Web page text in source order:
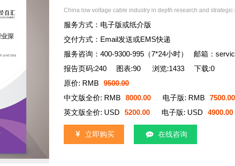
深
and stra
China low voltage cable industry in depth research and
服务方式：电子版或纸介版
交付方式：Email发送或EMS快递
服务咨询：400-9300-995（7*24小时） 邮箱：
报告页码:240
图表:90 浏览:1433
下载:0
原价: RMB 9500.00
中文版全价: RMB 8000.00 电子版: RMB 7500.00
英文版全价: USD
5200.00 电子版: USD 4900.00
立即购买 在线咨询